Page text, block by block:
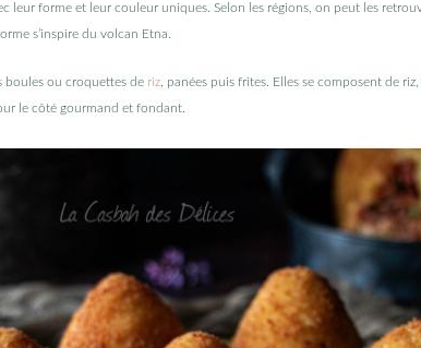
leur forme et leur couleur uniques. Selon les régions, on peut les
s’inspire du volcan Etna.
boules ou croquettes de riz, panées puis frites. Elles se composent de
le côté gourmand et fondant.